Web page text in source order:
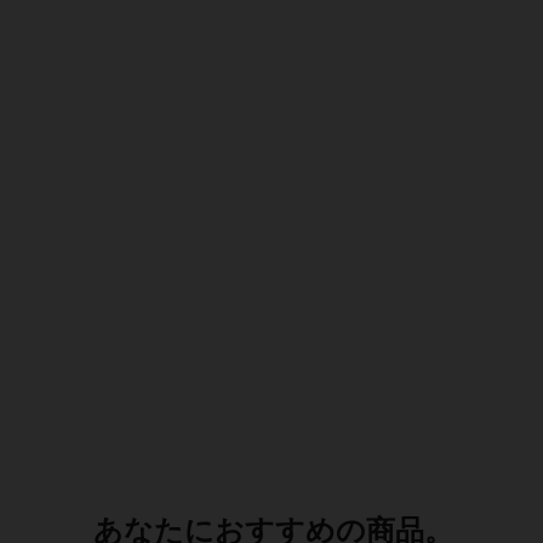
あなたにおすすめの商品。